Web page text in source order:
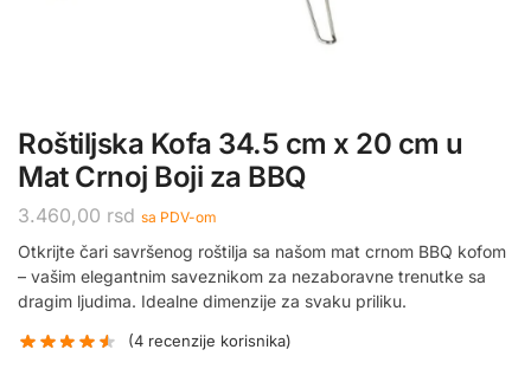
Roštiljska Kofa 34.5 cm x 20 cm u
Mat Crnoj Boji za BBQ
3.460,00 rsd sa PDV-om
Otkrijte čari savršenog roštilja sa našom mat crnom BBQ kofom
– vašim elegantnim saveznikom za nezaboravne trenutke sa
dragim ljudima. Idealne dimenzije za svaku priliku.
(4 recenzije korisnika)